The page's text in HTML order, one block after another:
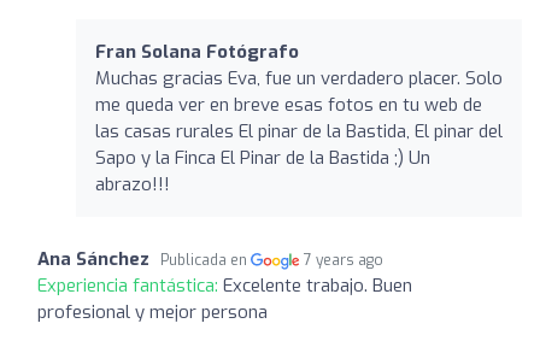
Fran Solana Fotógrafo
Muchas gracias Eva, fue un verdadero placer. Solo
me queda ver en breve esas fotos en tu web de
las casas rurales El pinar de la Bastida, El pinar del
Sapo y la Finca El Pinar de la Bastida ;) Un
abrazo!!!
Ana Sánchez Publicada en 7 years ago
Experiencia fantástica: Excelente trabajo. Buen
profesional y mejor persona